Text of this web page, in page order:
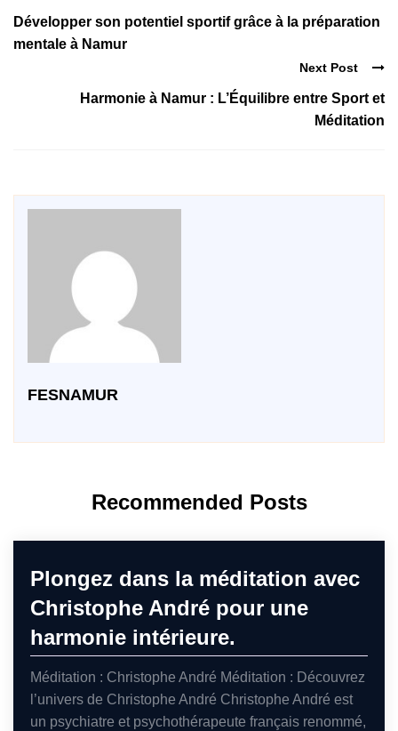
Développer son potentiel sportif grâce à la préparation
mentale à Namur
Next Post
Harmonie à Namur : L’Équilibre entre Sport et
Méditation
FESNAMUR
Recommended Posts
Plongez dans la méditation avec
Christophe André pour une
harmonie intérieure.
Méditation : Christophe André Méditation : Découvrez
l’univers de Christophe André Christophe André est
un psychiatre et psychothérapeute français renommé,